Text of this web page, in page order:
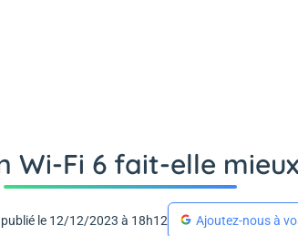
Wi-Fi 6 fait-elle
publié le 12/12/2023 à 18h12 Ajoutez-nous à